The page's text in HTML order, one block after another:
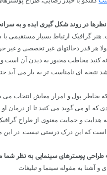
نظرها در روند شکل گیری ایده و به
هنر گرافیک ارتباط بسیار مستقیمی
هر قدر دخالتهای غیر تخصصی و غیر
کنید مخاطب مجبور به دیدن آن
نتیجه ای نامناسب تر به بار می
که بخاطر پول و امرار معاش
که او می گوید می کنید تا از
هدایت و حمایت معنوی از طراح
است که این درک درستی نیست. در این
طراحی پوسترهای سینمایی به نظر